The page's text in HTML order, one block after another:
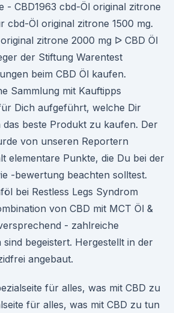
- CBD1963 cbd-Öl original zitrone
cbd-Öl original zitrone 1500 mg.
zitrone 2000 mg ᐅ CBD Öl
der Stiftung Warentest
beim CBD Öl kaufen.
Sammlung mit Kauftipps
Dich aufgeführt, welche Dir
das beste Produkt zu kaufen. Der
von unseren Reportern
elementare Punkte, die Du bei der
-bewertung beachten solltest.
bei Restless Legs Syndrom
von CBD mit MCT Öl &
- zahlreiche
begeistert. Hergestellt in der
angebaut.
für alles, was mit CBD zu
für alles, was mit CBD zu tun